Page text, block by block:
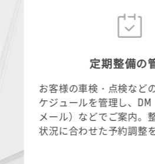
定期整備の
お客様の車検・点検など
ケジュールを管理し、DM
メール）などでご案内。
状況に合わせた予約調整